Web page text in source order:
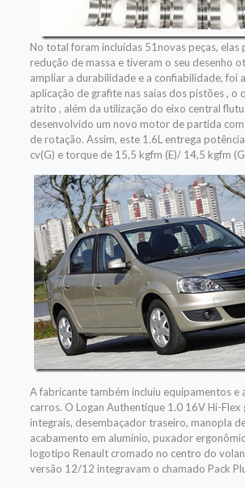
No total foram incluídas 51novas peças, elas
redução de massa e tiveram o seu desenho
ampliar a durabilidade e a confiabilidade, foi
aplicação de grafite nas saias dos pistões , o
atrito , além da utilização do eixo central
desenvolvido um novo motor de partida
de rotação. Assim, este 1.6L entrega
cv(G) e torque de 15,5 kgfm (E)/ 14,5 kgfm
A fabricante também incluiu equipamentos e
carros. O Logan Authentique 1.0 16V Hi-Flex
integrais, desembaçador traseiro, manopla
acabamento em alumínio, puxador
logotipo Renault cromado no centro do
versão 12/12 integravam o chamado Pack